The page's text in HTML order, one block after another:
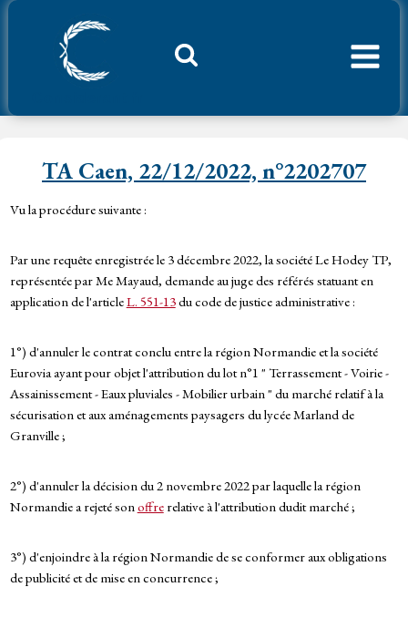
Aller
TA Caen, 22/12/2022, n°2202707
Vu la procédure suivante :
Par une requête enregistrée le 3 décembre 2022, la société Le Hodey TP,
représentée par Me Mayaud, demande au juge des référés statuant en
application de l'articleL. 551-13du code de justice administrative :
1°) d'annuler le contrat conclu entre la région Normandie et la société
Eurovia ayant pour objet l'attribution du lot n°1 " Terrassement - Voirie -
Assainissement - Eaux pluviales - Mobilier urbain " du marché relatif à la
sécurisation et aux aménagements paysagers du lycée Marland de
Granville ;
2°) d'annuler la décision du 2 novembre 2022 par laquelle la région
Normandie a rejeté sonoffrerelative à l'attribution dudit marché ;
3°) d'enjoindre à la région Normandie de se conformer aux obligations
de publicité et de mise en concurrence ;